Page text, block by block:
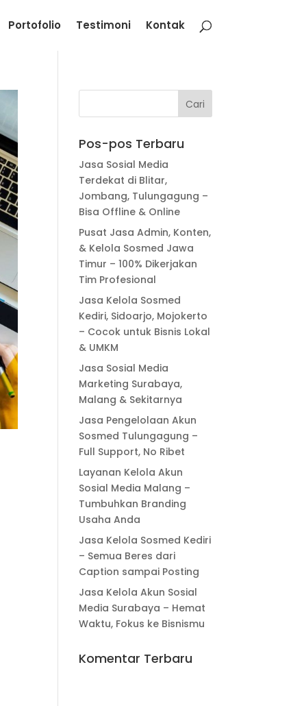
Portofolio Testimoni Kontak
Pos-pos Terbaru
Jasa Sosial Media
Terdekat di Blitar,
Jombang, Tulungagung –
Bisa Offline & Online
Pusat Jasa Admin, Konten,
& Kelola Sosmed Jawa
Timur – 100% Dikerjakan
Tim Profesional
Jasa Kelola Sosmed
Kediri, Sidoarjo, Mojokerto
– Cocok untuk Bisnis Lokal
& UMKM
Jasa Sosial Media
Marketing Surabaya,
Malang & Sekitarnya
Jasa Pengelolaan Akun
Sosmed Tulungagung –
Full Support, No Ribet
Layanan Kelola Akun
Sosial Media Malang –
Tumbuhkan Branding
Usaha Anda
Jasa Kelola Sosmed Kediri
– Semua Beres dari
Caption sampai Posting
Jasa Kelola Akun Sosial
Media Surabaya – Hemat
Waktu, Fokus ke Bisnismu
Komentar Terbaru